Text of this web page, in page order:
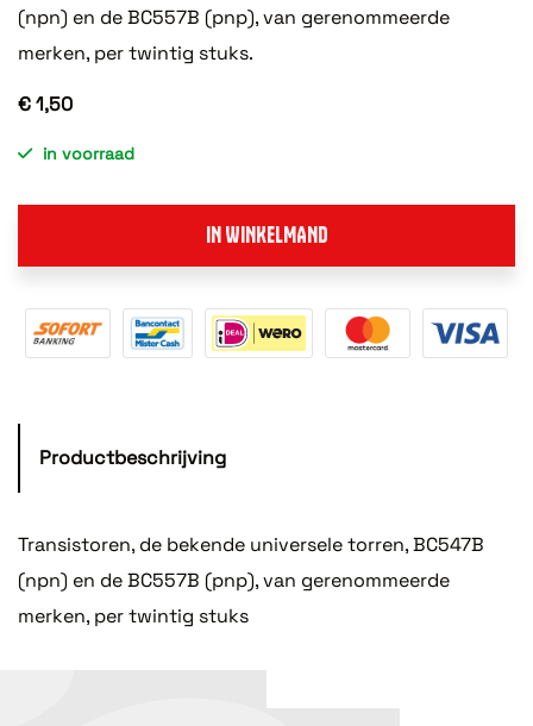
(npn) en de BC557B (pnp), van gerenommeerde
merken, per twintig stuks.
€ 1,50
in voorraad
IN WINKELMAND
Productbeschrijving
Transistoren, de bekende universele torren, BC547B
(npn) en de BC557B (pnp), van gerenommeerde
merken, per twintig stuks